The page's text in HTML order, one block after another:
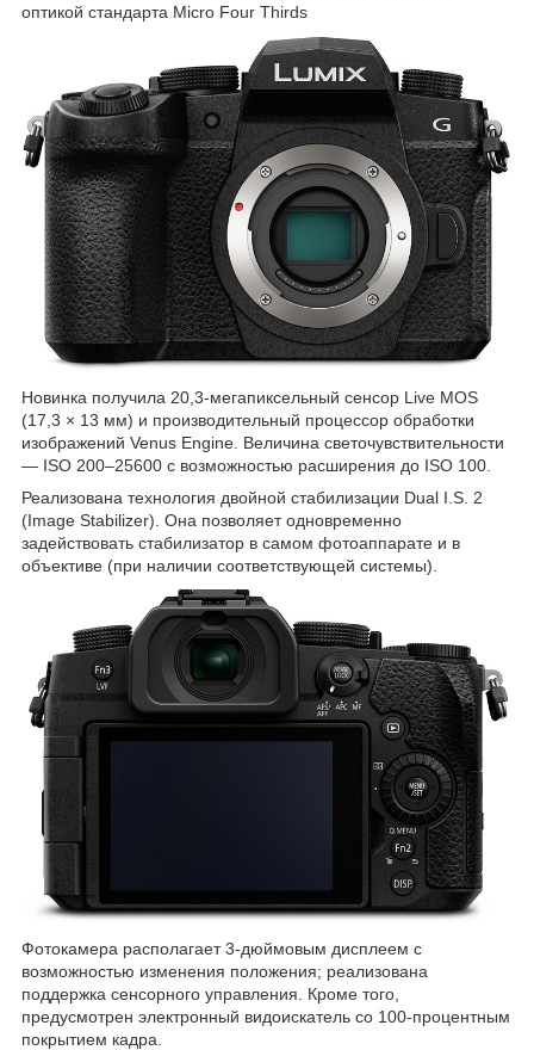
оптикой стандарта Micro Four Thirds
Новинка получила 20,3-мегапиксельный сенсор Live MOS
(17,3 × 13 мм) и производительный процессор обработки
изображений Venus Engine. Величина светочувствительности
— ISO 200–25600 с возможностью расширения до ISO 100.
Реализована технология двойной стабилизации Dual I.S. 2
(Image Stabilizer). Она позволяет одновременно
задействовать стабилизатор в самом фотоаппарате и в
объективе (при наличии соответствующей системы).
Фотокамера располагает 3-дюймовым дисплеем с
возможностью изменения положения; реализована
поддержка сенсорного управления. Кроме того,
предусмотрен электронный видоискатель со 100-процентным
покрытием кадра.